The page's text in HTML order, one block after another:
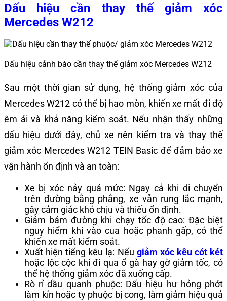
Dấu hiệu cần thay thế giảm xóc
Mercedes W212
Dấu hiệu cảnh báo cần thay thế giảm xóc Mercedes W212
Sau một thời gian sử dụng, hệ thống giảm xóc của
Mercedes W212 có thể bị hao mòn, khiến xe mất đi độ
êm ái và khả năng kiểm soát. Nếu nhận thấy những
dấu hiệu dưới đây, chủ xe nên kiểm tra và thay thế
giảm xóc Mercedes W212 TEIN Basic để đảm bảo xe
vận hành ổn định và an toàn:
Xe bị xóc nảy quá mức: Ngay cả khi di chuyển
trên đường bằng phẳng, xe vẫn rung lắc mạnh,
gây cảm giác khó chịu và thiếu ổn định.
Giảm bám đường khi chạy tốc độ cao: Đặc biệt
nguy hiểm khi vào cua hoặc phanh gấp, có thể
khiến xe mất kiểm soát.
Xuất hiện tiếng kêu lạ: Nếu giảm xóc kêu cót két
hoặc lộc cộc khi đi qua ổ gà hay gờ giảm tốc, có
thể hệ thống giảm xóc đã xuống cấp.
Rò rỉ dầu quanh phuộc: Dấu hiệu hư hỏng phớt
làm kín hoặc ty phuộc bị cong, làm giảm hiệu quả